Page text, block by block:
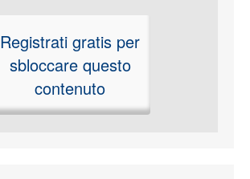
Registrati gratis per
sbloccare questo
contenuto